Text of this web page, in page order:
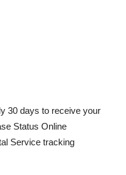
แต่งงาน,
30 days to receive your
Status Online
Service tracking